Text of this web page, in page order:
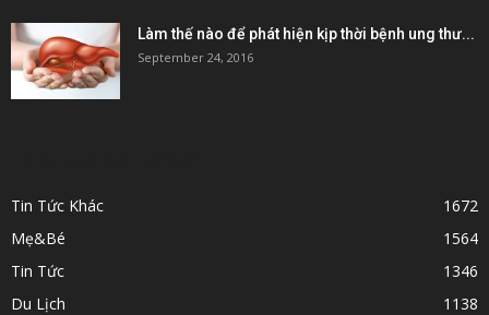
Làm thế nào để phát hiện kịp thời bệnh ung thư...
September 24, 2016
Tin Tức Khác
1672
Mẹ&Bé
1564
Tin Tức
1346
Du Lịch
1138